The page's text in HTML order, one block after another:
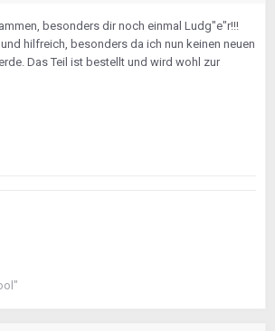
besonders dir noch einmal Ludg"e"r!!!
hilfreich, besonders da ich nun keinen neuen
Das Teil ist bestellt und wird wohl zur